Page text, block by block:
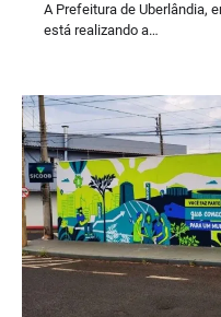
A Prefeitura de Uberlândia,
está realizando a…